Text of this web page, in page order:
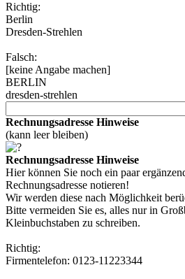
Richtig:
Berlin
Dresden-Strehlen
Falsch:
[keine Angabe machen]
BERLIN
dresden-strehlen
Rechnungsadresse Hinweise
(kann leer bleiben)
Rechnungsadresse Hinweise
Hier können Sie noch ein paar
Rechnungsadresse notieren!
Wir werden diese nach Möglichkeit
Bitte vermeiden Sie es, alles nur in
Kleinbuchstaben zu schreiben.
Richtig:
Firmentelefon: 0123-11223344